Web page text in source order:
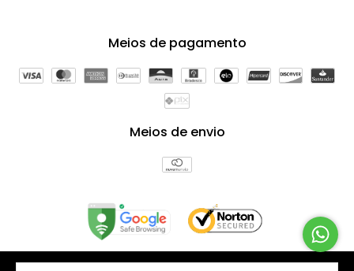
Meios de pagamento
Meios de envio